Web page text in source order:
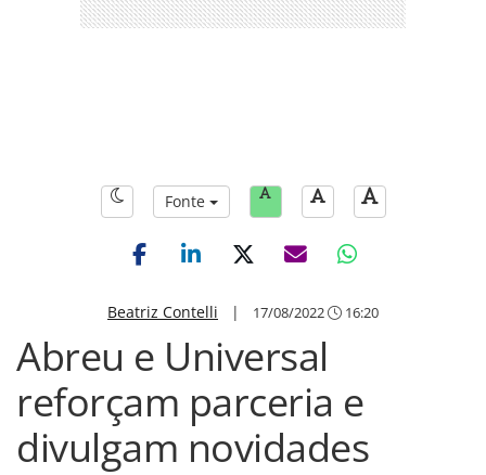
Fonte
Beatriz Contelli | 17/08/2022 16:20
Abreu e Universal
reforçam parceria e
divulgam novidades